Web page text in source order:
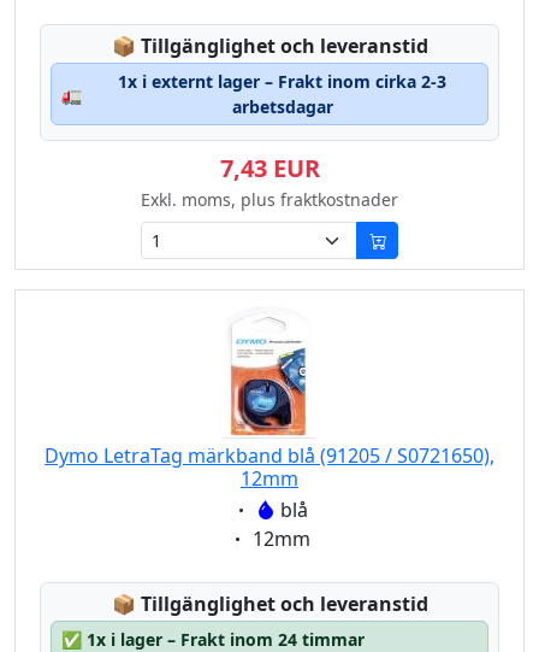
📦 Lagerstatus:
Tillgänglighet och leveranstid
🚛
1x i externt lager – Frakt inom cirka 2-3
arbetsdagar
7,43 EUR
Exkl. moms, plus fraktkostnader
Dymo LetraTag märkband blå (91205 / S0721650),
12mm
Eigenschaft:
blå
Eigenschaft:
12mm
📦 Lagerstatus:
Tillgänglighet och leveranstid
✅ 1x i lager – Frakt inom 24 timmar